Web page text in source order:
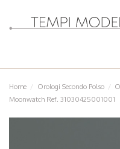
Home Orologi Secondo Polso
Moonwatch Ref. 31030425001001